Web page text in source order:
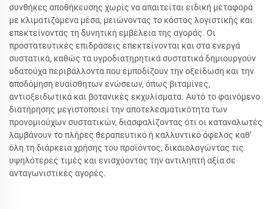
συνθήκες αποθήκευσης χωρίς να απαιτείται ειδική μεταφορά
με κλιματιζόμενα μέσα, μειώνοντας το κόστος λογιστικής και
επεκτείνοντας τη δυνητική εμβέλεια της αγοράς. Οι
προστατευτικές επιδράσεις επεκτείνονται και στα ενεργά
συστατικά, καθώς τα υγροδιατηρητικά συστατικά δημιουργούν
υδατούχα περιβάλλοντα που εμποδίζουν την οξείδωση και την
αποδόμηση ευαίσθητων ενώσεων, όπως βιταμίνες,
αντιοξειδωτικά και βοτανικές εκχυλίσματα. Αυτό το φαινόμενο
διατήρησης μεγιστοποιεί την αποτελεσματικότητα των
προνομιούχων συστατικών, διασφαλίζοντας ότι οι καταναλωτές
λαμβάνουν το πλήρες θεραπευτικό ή καλλυντικό όφελος καθ’
όλη τη διάρκεια χρήσης του προϊόντος, δικαιολογώντας τις
υψηλότερες τιμές και ενισχύοντας την αντιληπτή αξία σε
ανταγωνιστικές αγορές.